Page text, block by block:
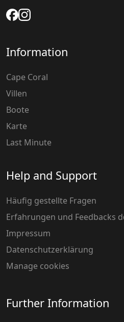
Information
Cape Coral
Villen
Boote
Karte
Last Minute
Help and Support
Häufig gestellte Fragen
Erfahrungen und Feedbacks
Impressum
Datenschutzerklärung
Manage cookies
Further Information